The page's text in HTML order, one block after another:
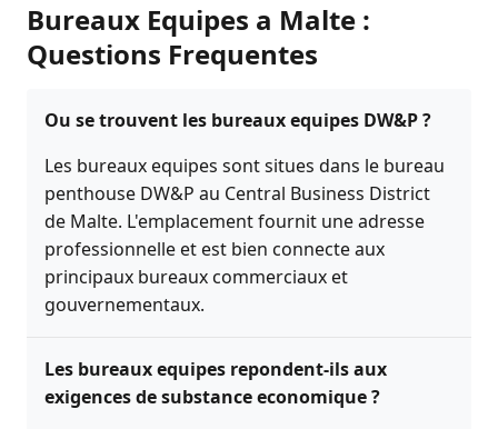
Bureaux Equipes a Malte :
Questions Frequentes
Ou se trouvent les bureaux equipes DW&P ?
Les bureaux equipes sont situes dans le bureau
penthouse DW&P au Central Business District
de Malte. L'emplacement fournit une adresse
professionnelle et est bien connecte aux
principaux bureaux commerciaux et
gouvernementaux.
Les bureaux equipes repondent-ils aux
exigences de substance economique ?